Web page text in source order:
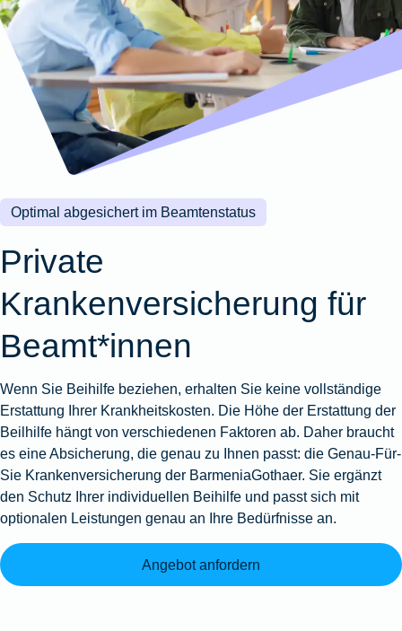
Wohnungsschutzbrief
Zur
Produktübersicht
Gewässerschadenhaftpflicht
Zur
Produktübersicht
Zur
Produktübersicht
Reisehaftpflichtversicherung
Reiserücktrittsversicherung
Zur
Produktübersicht
Produktübersicht
Produktübersicht
Produktübersicht
Montageversicherung
Zur
Produktübersicht
Gruppenunfall für
Betriebe
Gruppenunfall für
Vereine
Produktübersicht
Kunstversicherung
Ausstellungsversicherung
Valorenversicherung
Oldtimersammlungsversicherung
Zur
Optimal abgesichert im Beamtenstatus
Private
Krankenversicherung für
Beamt*innen
Wenn Sie Beihilfe beziehen, erhalten Sie keine vollständige
Erstattung Ihrer Krankheitskosten. Die Höhe der Erstattung der
Beilhilfe hängt von verschiedenen Faktoren ab. Daher braucht
es eine Absicherung, die genau zu Ihnen passt: die Genau-Für-
Sie Krankenversicherung der BarmeniaGothaer. Sie ergänzt
den Schutz Ihrer individuellen Beihilfe und passt sich mit
optionalen Leistungen genau an Ihre Bedürfnisse an.
Angebot anfordern